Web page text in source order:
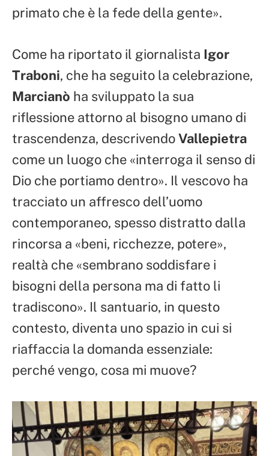
primato che è la fede della gente».
Come ha riportato il giornalista Igor
Traboni, che ha seguito la celebrazione,
Marcianò ha sviluppato la sua
riflessione attorno al bisogno umano di
trascendenza, descrivendoVallepietra
come un luogo che «interroga il senso di
Dio che portiamo dentro». Il vescovo ha
tracciato un affresco dell’uomo
contemporaneo, spesso distratto dalla
rincorsa a «beni, ricchezze, potere»,
realtà che «sembrano soddisfare i
bisogni della persona ma di fatto li
tradiscono». Il santuario, in questo
contesto, diventa uno spazio in cui si
riaffaccia la domanda essenziale:
perché vengo, cosa mi muove?